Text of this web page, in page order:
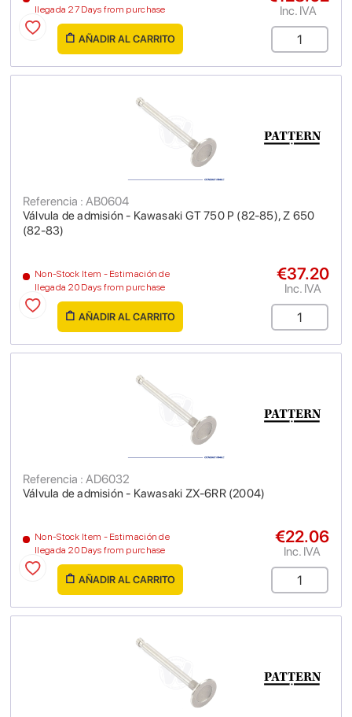
llegada 27 Days from purchase
Inc. IVA
AÑADIR AL CARRITO
Válvula de admisión - Kawasaki GT 750 P (82-85), Z 650
(82-83)
Referencia : AB0604
Non-Stock Item - Estimación de
llegada 20 Days from purchase
€37.20
Inc. IVA
AÑADIR AL CARRITO
Válvula de admisión - Kawasaki ZX-6RR (2004)
Referencia : AD6032
Non-Stock Item - Estimación de
llegada 20 Days from purchase
€22.06
Inc. IVA
AÑADIR AL CARRITO